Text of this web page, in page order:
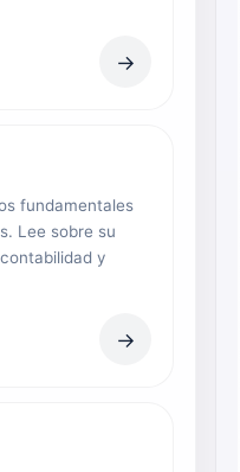
→
fundamentales
Lee sobre su
y
→